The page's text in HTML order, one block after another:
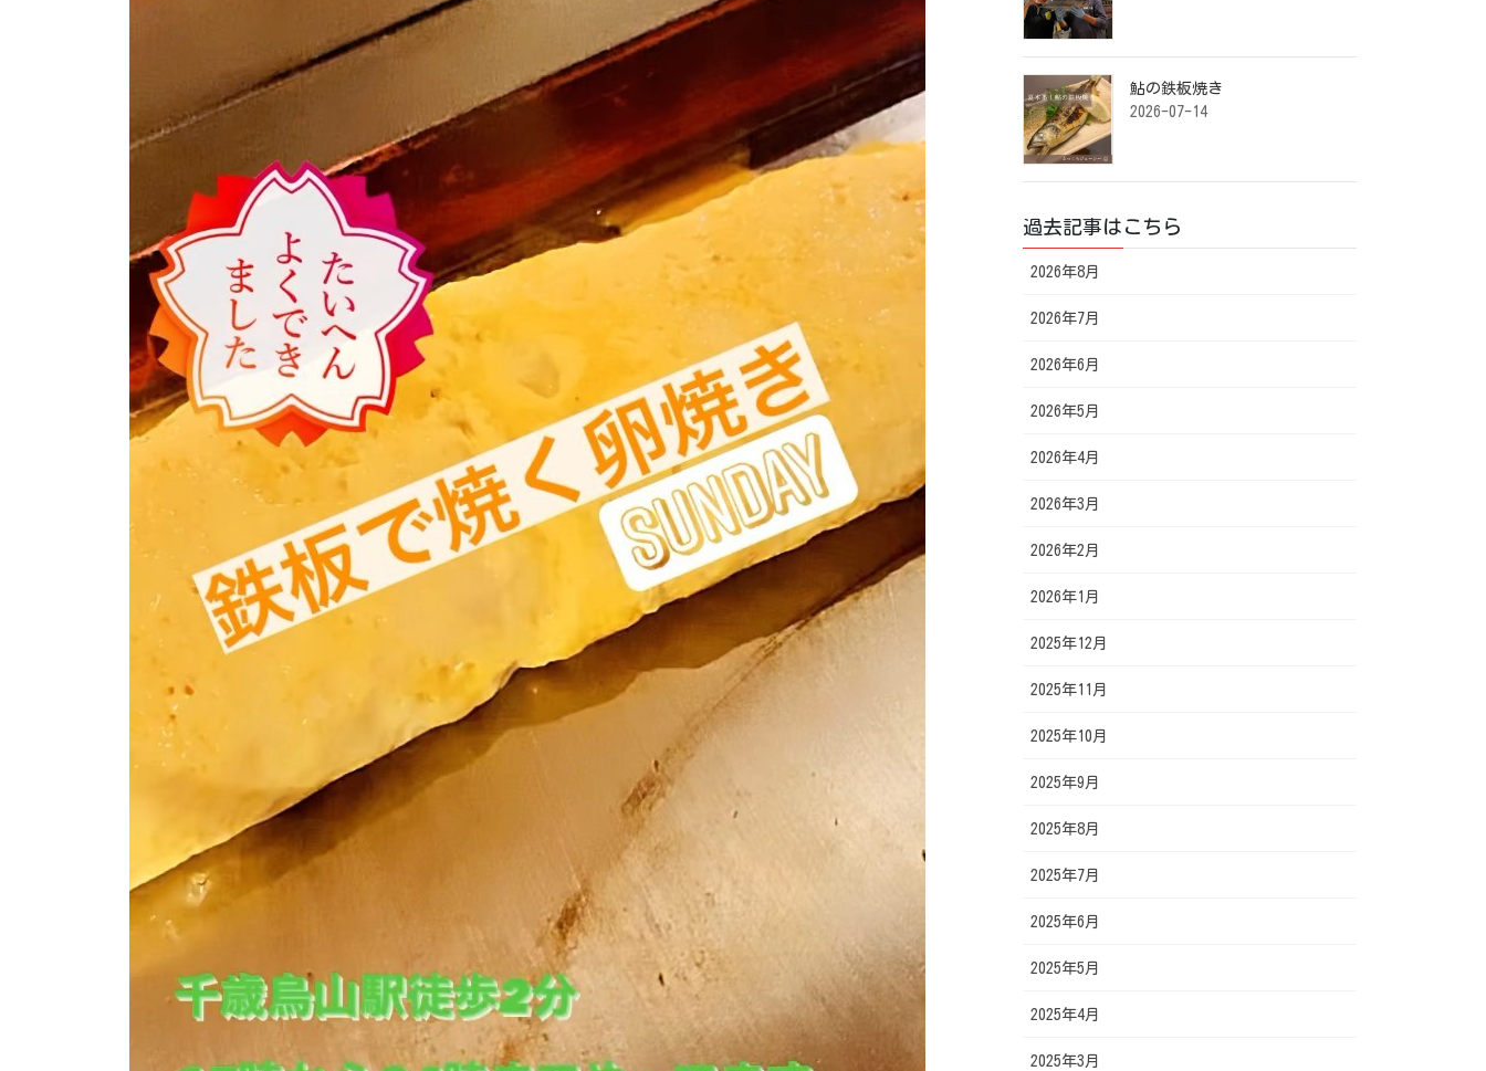
鮎の鉄板焼き ⁡
2026-07-14
過去記事はこちら
2026年8月
2026年7月
2026年6月
2026年5月
2026年4月
2026年3月
2026年2月
2026年1月
2025年12月
2025年11月
2025年10月
2025年9月
2025年8月
2025年7月
2025年6月
2025年5月
2025年4月
2025年3月